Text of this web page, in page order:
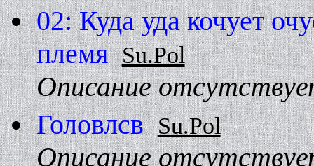
02: Куда уда кочует
племя Su.Pol
Описание
Головлсв Su.Pol
Описание